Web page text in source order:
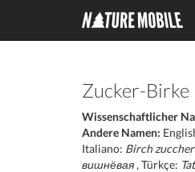
Zucker-Birke
Wissenschaftlicher
Andere Namen:
Italiano: Birch
вишнёвая , Türkçe: